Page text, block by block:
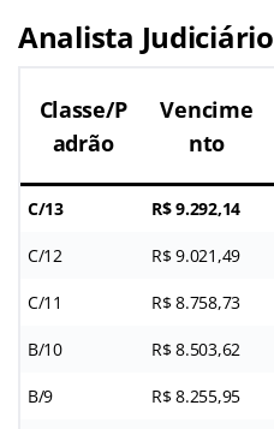
Analista Judiciário
Classe/P
adrão
Vencime
nto
C/13 R$ 9.292,14
C/12 R$ 9.021,49
C/11 R$ 8.758,73
B/10 R$ 8.503,62
B/9 R$ 8.255,95